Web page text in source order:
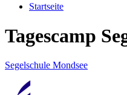
Startseite
Tagescamp
Segelschule Mondsee